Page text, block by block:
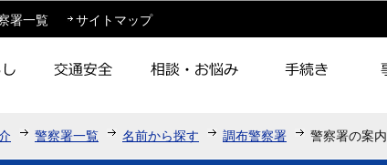
このページの本文へ移動
署一覧 サイトマップ
警察署一覧 名前から探す 調布警察署 警察署の案内